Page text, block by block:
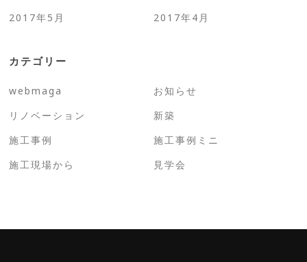
2017年5月
2017年4月
カテゴリー
webmaga
お知らせ
リノベーション
新築
施工事例
施工事例ミニ
施工現場から
見学会